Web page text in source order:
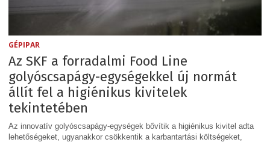
GÉPIPAR
Az SKF a forradalmi Food Line
golyóscsapágy-egységekkel új normát
állít fel a higiénikus kivitelek
tekintetében
Az innovatív golyóscsapágy-egységek bővítik a higiénikus kivitel adta
lehetőségeket, ugyanakkor csökkentik a karbantartási költségeket,